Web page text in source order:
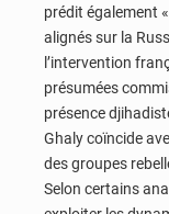
prédit également
alignés sur la
l’intervention
présumées
présence
Ghaly coïncide
des groupes
Selon certains